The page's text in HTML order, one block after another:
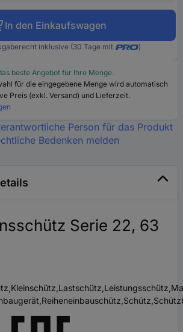
In den Einkaufswagen
inklusive (30 Tage mit )
beste Angebot für Ihre Menge.
für die eingegebene Menge wird automatisch
Preis (exkl. Versand) und Lieferzeit.
Person für das Produkt
Bedenken melden
Serie 22, 63